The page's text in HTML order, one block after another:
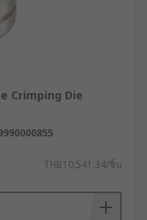
Crimping Die
THB10,541.34/ชิ้น